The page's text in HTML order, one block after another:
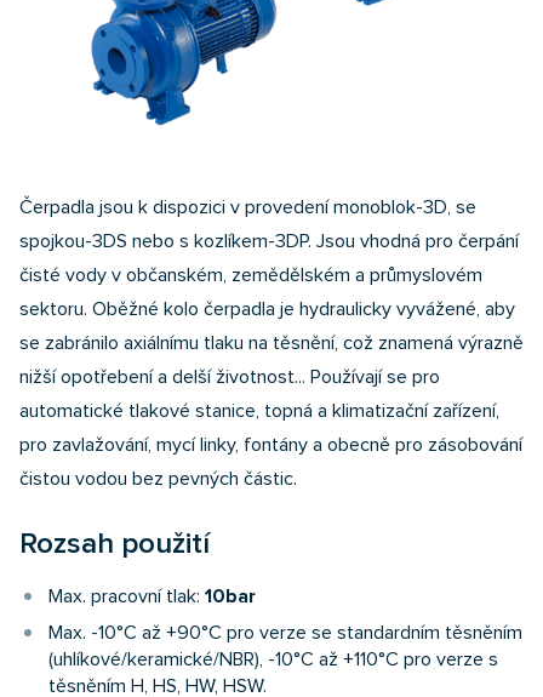
Čerpadla jsou k dispozici v provedení monoblok-3D, se
spojkou-3DS nebo s kozlíkem-3DP. Jsou vhodná pro čerpání
čisté vody v občanském, zemědělském a průmyslovém
sektoru. Oběžné kolo čerpadla je hydraulicky vyvážené, aby
se zabránilo axiálnímu tlaku na těsnění, což znamená výrazně
nižší opotřebení a delší životnost... Používají se pro
automatické tlakové stanice, topná a klimatizační zařízení,
pro zavlažování, mycí linky, fontány a obecně pro zásobování
čistou vodou bez pevných částic.
Rozsah použití
Max. pracovní tlak: 10bar
Max. -10°C až +90°C pro verze se standardním těsněním
(uhlíkové/keramické/NBR), -10°C až +110°C pro verze s
těsněním H, HS, HW, HSW.